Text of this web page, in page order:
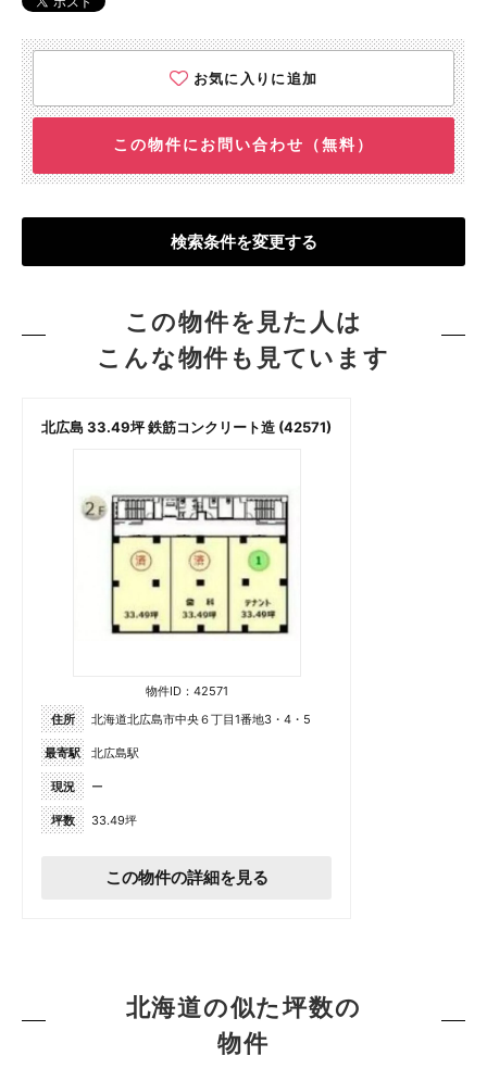
お気に入りに追加
この物件にお問い合わせ（無料）
検索条件を変更する
この物件を見た人は
こんな物件も見ています
北広島 33.49坪 鉄筋コンクリート造 (42571)
物件ID：42571
住所
北海道北広島市中央６丁目1番地3・4・5
最寄駅 北広島駅
現況 ー
坪数 33.49坪
この物件の詳細を見る
北海道の似た坪数の
物件